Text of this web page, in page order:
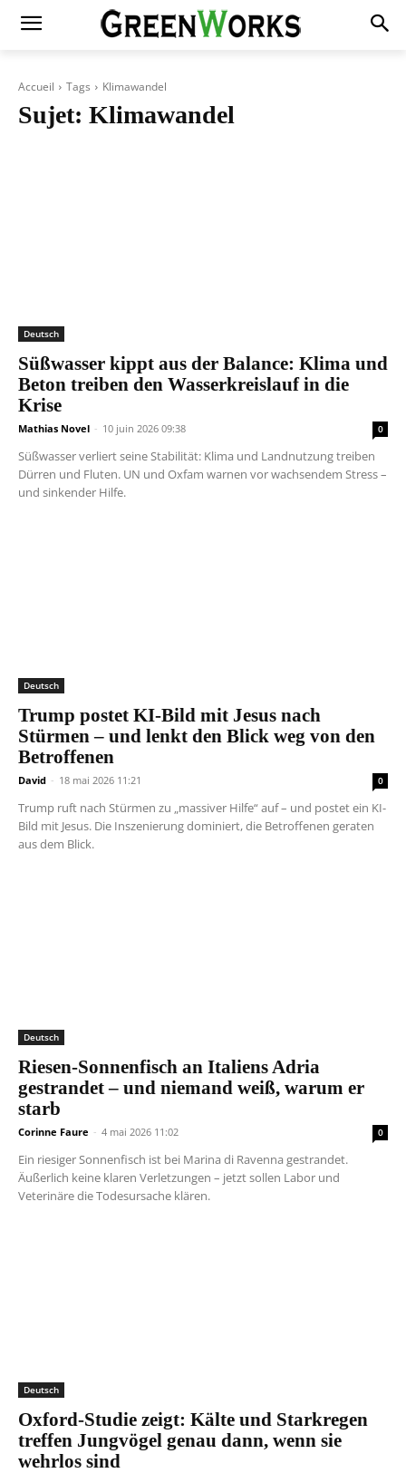
Accueil Tags Klimawandel
Sujet: Klimawandel
Deutsch
Süßwasser kippt aus der Balance: Klima und
Beton treiben den Wasserkreislauf in die
Krise
Mathias Novel - 10 juin 2026 09:38 0
Süßwasser verliert seine Stabilität: Klima und Landnutzung treiben
Dürren und Fluten. UN und Oxfam warnen vor wachsendem Stress –
und sinkender Hilfe.
Deutsch
Trump postet KI-Bild mit Jesus nach
Stürmen – und lenkt den Blick weg von den
Betroffenen
David - 18 mai 2026 11:21 0
Trump ruft nach Stürmen zu „massiver Hilfe“ auf – und postet ein KI-
Bild mit Jesus. Die Inszenierung dominiert, die Betroffenen geraten
aus dem Blick.
Deutsch
Riesen-Sonnenfisch an Italiens Adria
gestrandet – und niemand weiß, warum er
starb
Corinne Faure - 4 mai 2026 11:02 0
Ein riesiger Sonnenfisch ist bei Marina di Ravenna gestrandet.
Äußerlich keine klaren Verletzungen – jetzt sollen Labor und
Veterinäre die Todesursache klären.
Deutsch
Oxford-Studie zeigt: Kälte und Starkregen
treffen Jungvögel genau dann, wenn sie
wehrlos sind